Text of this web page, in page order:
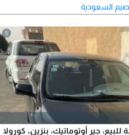
السعودية
5
2013 مستعملة للبيع، جير أوتوماتيك، بنزين. كورولا